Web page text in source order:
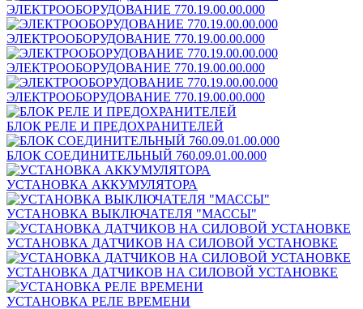
ЭЛЕКТРООБОРУДОВАНИЕ 770.19.00.00.000
ЭЛЕКТРООБОРУДОВАНИЕ 770.19.00.00.000
ЭЛЕКТРООБОРУДОВАНИЕ 770.19.00.00.000
ЭЛЕКТРООБОРУДОВАНИЕ 770.19.00.00.000
БЛОК РЕЛЕ И ПРЕДОХРАНИТЕЛЕЙ
БЛОК СОЕДИНИТЕЛЬНЫЙ 760.09.01.00.000
УСТАНОВКА АККУМУЛЯТОРА
УСТАНОВКА ВЫКЛЮЧАТЕЛЯ "МАССЫ"
УСТАНОВКА ДАТЧИКОВ НА СИЛОВОЙ УСТАНОВКЕ
УСТАНОВКА ДАТЧИКОВ НА СИЛОВОЙ УСТАНОВКЕ
УСТАНОВКА РЕЛЕ ВРЕМЕНИ